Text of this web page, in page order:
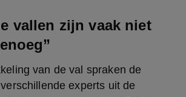
vallen zijn vaak niet
van de val spraken de
experts uit de